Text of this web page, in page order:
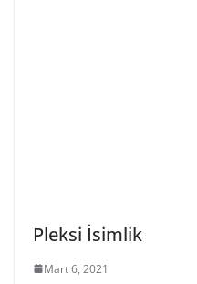
Pleksi İsimlik
Mart 6, 2021